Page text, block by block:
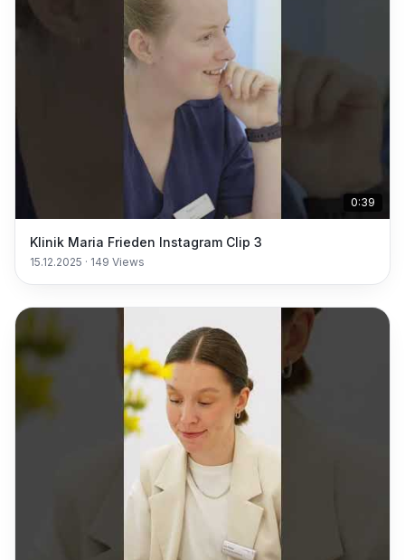
0:39
Klinik Maria Frieden Instagram Clip 3
15.12.2025 · 149 Views